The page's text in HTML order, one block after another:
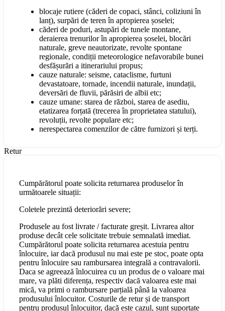
blocaje rutiere (căderi de copaci, stânci, coliziuni în
lanț), surpări de teren în apropierea șoselei;
căderi de poduri, astupări de tunele montane,
deraierea trenurilor în apropierea șoselei, blocări
naturale, greve neautorizate, revolte spontane
regionale, condiții meteorologice nefavorabile bunei
desfășurări a itinerariului propus;
cauze naturale: seisme, cataclisme, furtuni
devastatoare, tornade, incendii naturale, inundații,
deversări de fluvii, părăsiri de albii etc;
cauze umane: starea de război, starea de asediu,
etatizarea forțată (trecerea în proprietatea statului),
revoluții, revolte populare etc;
nerespectarea comenzilor de către furnizori și terți.
Retur
Cumpărătorul poate solicita returnarea produselor în
următoarele situații:
Coletele prezintă deteriorări severe;
Produsele au fost livrate / facturate greșit. Livrarea altor
produse decât cele solicitate trebuie semnalată imediat.
Cumpărătorul poate solicita returnarea acestuia pentru
înlocuire, iar dacă produsul nu mai este pe stoc, poate opta
pentru înlocuire sau rambursarea integrală a contravalorii.
Daca se agreează înlocuirea cu un produs de o valoare mai
mare, va plăti diferența, respectiv dacă valoarea este mai
mică, va primi o rambursare parțială până la valoarea
produsului înlocuitor. Costurile de retur și de transport
pentru produsul înlocuitor, dacă este cazul, sunt suportate